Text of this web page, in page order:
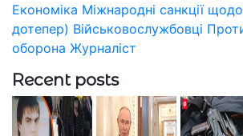
Економіка Міжнародні санкції
дотепер) Військовослужбовці
оборона Журналіст
Recent posts